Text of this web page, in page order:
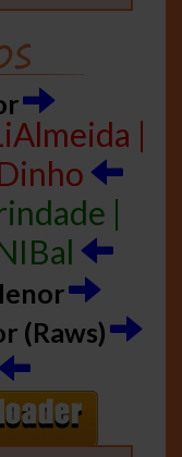
|
|
(Raws)